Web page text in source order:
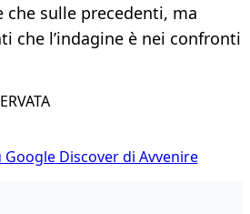
che sulle precedenti, ma
che l’indagine è nei confronti
Google Discover di Avvenire